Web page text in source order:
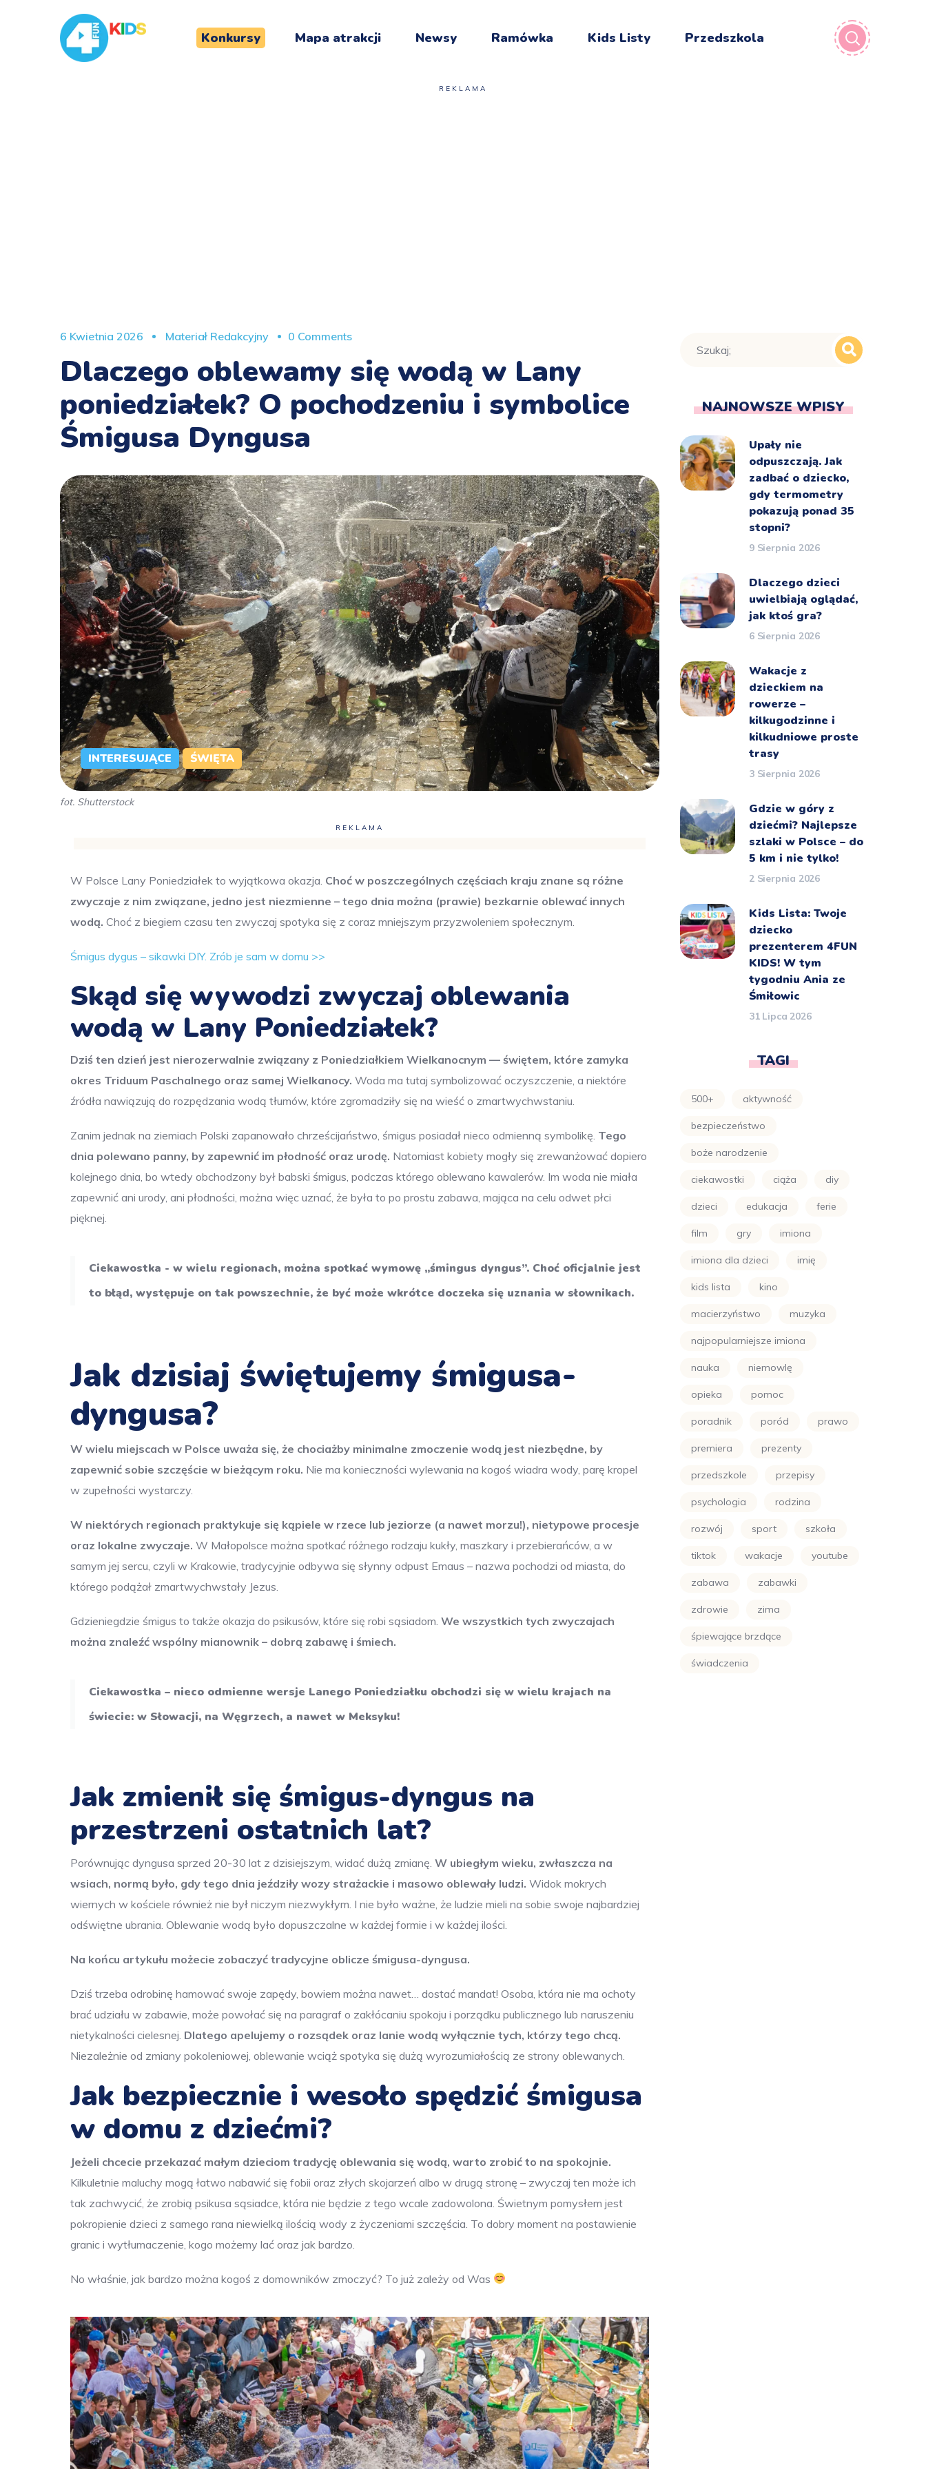
Konkursy Mapa atrakcji Newsy Ramówka Kids Listy Przedszkola
REKLAMA
6 Kwietnia 2026 Materiał Redakcyjny 0 Comments
Dlaczego oblewamy się wodą w Lany
poniedziałek? O pochodzeniu i symbolice
Śmigusa Dyngusa
fot. Shutterstock
INTERESUJĄCE ŚWIĘTA
REKLAMA
W Polsce Lany Poniedziałek to wyjątkowa okazja. Choć w poszczególnych częściach kraju znane są różne
zwyczaje z nim związane, jedno jest niezmienne – tego dnia można (prawie) bezkarnie oblewać innych
wodą. Choć z biegiem czasu ten zwyczaj spotyka się z coraz mniejszym przyzwoleniem społecznym.
Śmigus dygus – sikawki DIY. Zrób je sam w domu >>
Skąd się wywodzi zwyczaj oblewania
wodą w Lany Poniedziałek?
Dziś ten dzień jest nierozerwalnie związany z Poniedziałkiem Wielkanocnym — świętem, które zamyka
okres Triduum Paschalnego oraz samej Wielkanocy. Woda ma tutaj symbolizować oczyszczenie, a niektóre
źródła nawiązują do rozpędzania wodą tłumów, które zgromadziły się na wieść o zmartwychwstaniu.
Zanim jednak na ziemiach Polski zapanowało chrześcijaństwo, śmigus posiadał nieco odmienną symbolikę. Tego
dnia polewano panny, by zapewnić im płodność oraz urodę. Natomiast kobiety mogły się zrewanżować dopiero
kolejnego dnia, bo wtedy obchodzony był babski śmigus, podczas którego oblewano kawalerów. Im woda nie miała
zapewnić ani urody, ani płodności, można więc uznać, że była to po prostu zabawa, mająca na celu odwet płci
pięknej.
Ciekawostka - w wielu regionach, można spotkać wymowę ,,śmingus dyngus”. Choć oficjalnie jest
to błąd, występuje on tak powszechnie, że być może wkrótce doczeka się uznania w słownikach.
Jak dzisiaj świętujemy śmigusa-
dyngusa?
W wielu miejscach w Polsce uważa się, że chociażby minimalne zmoczenie wodą jest niezbędne, by
zapewnić sobie szczęście w bieżącym roku. Nie ma konieczności wylewania na kogoś wiadra wody, parę kropel
w zupełności wystarczy.
W niektórych regionach praktykuje się kąpiele w rzece lub jeziorze (a nawet morzu!), nietypowe procesje
oraz lokalne zwyczaje. W Małopolsce można spotkać różnego rodzaju kukły, maszkary i przebierańców, a w
samym jej sercu, czyli w Krakowie, tradycyjnie odbywa się słynny odpust Emaus – nazwa pochodzi od miasta, do
którego podążał zmartwychwstały Jezus.
Gdzieniegdzie śmigus to także okazja do psikusów, które się robi sąsiadom. We wszystkich tych zwyczajach
można znaleźć wspólny mianownik – dobrą zabawę i śmiech.
Ciekawostka – nieco odmienne wersje Lanego Poniedziałku obchodzi się w wielu krajach na
świecie: w Słowacji, na Węgrzech, a nawet w Meksyku!
Jak zmienił się śmigus-dyngus na
przestrzeni ostatnich lat?
Porównując dyngusa sprzed 20-30 lat z dzisiejszym, widać dużą zmianę. W ubiegłym wieku, zwłaszcza na
wsiach, normą było, gdy tego dnia jeździły wozy strażackie i masowo oblewały ludzi. Widok mokrych
wiernych w kościele również nie był niczym niezwykłym. I nie było ważne, że ludzie mieli na sobie swoje najbardziej
odświętne ubrania. Oblewanie wodą było dopuszczalne w każdej formie i w każdej ilości.
Na końcu artykułu możecie zobaczyć tradycyjne oblicze śmigusa-dyngusa.
Dziś trzeba odrobinę hamować swoje zapędy, bowiem można nawet… dostać mandat! Osoba, która nie ma ochoty
brać udziału w zabawie, może powołać się na paragraf o zakłócaniu spokoju i porządku publicznego lub naruszeniu
nietykalności cielesnej. Dlatego apelujemy o rozsądek oraz lanie wodą wyłącznie tych, którzy tego chcą.
Niezależnie od zmiany pokoleniowej, oblewanie wciąż spotyka się dużą wyrozumiałością ze strony oblewanych.
Jak bezpiecznie i wesoło spędzić śmigusa
w domu z dziećmi?
Jeżeli chcecie przekazać małym dzieciom tradycję oblewania się wodą, warto zrobić to na spokojnie.
Kilkuletnie maluchy mogą łatwo nabawić się fobii oraz złych skojarzeń albo w drugą stronę – zwyczaj ten może ich
tak zachwycić, że zrobią psikusa sąsiadce, która nie będzie z tego wcale zadowolona. Świetnym pomysłem jest
pokropienie dzieci z samego rana niewielką ilością wody z życzeniami szczęścia. To dobry moment na postawienie
granic i wytłumaczenie, kogo możemy lać oraz jak bardzo.
No właśnie, jak bardzo można kogoś z domowników zmoczyć? To już zależy od Was
NAJNOWSZE WPISY
Upały nie
odpuszczają. Jak
zadbać o dziecko,
gdy termometry
pokazują ponad 35
stopni?
9 Sierpnia 2026
Dlaczego dzieci
uwielbiają oglądać,
jak ktoś gra?
6 Sierpnia 2026
Wakacje z
dzieckiem na
rowerze –
kilkugodzinne i
kilkudniowe proste
trasy
3 Sierpnia 2026
Gdzie w góry z
dziećmi? Najlepsze
szlaki w Polsce – do
5 km i nie tylko!
2 Sierpnia 2026
Kids Lista: Twoje
dziecko
prezenterem 4FUN
KIDS! W tym
tygodniu Ania ze
Śmiłowic
31 Lipca 2026
TAGI
500+ aktywność
bezpieczeństwo
boże narodzenie
ciekawostki ciąża diy
dzieci edukacja ferie
film gry imiona
imiona dla dzieci imię
kids lista kino
macierzyństwo muzyka
najpopularniejsze imiona
nauka niemowlę
opieka pomoc
poradnik poród prawo
premiera prezenty
przedszkole przepisy
psychologia rodzina
rozwój sport szkoła
tiktok wakacje youtube
zabawa zabawki
zdrowie zima
śpiewające brzdące
świadczenia